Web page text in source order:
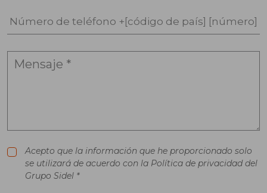
Número de teléfono +[código de país] [número]
Acepto que la información que he proporcionado solo
se utilizará de acuerdo con la Política de privacidad del
Grupo Sidel *